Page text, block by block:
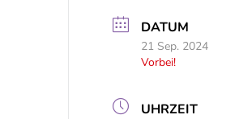
DATUM
21 Sep. 2024
Vorbei!
UHRZEIT